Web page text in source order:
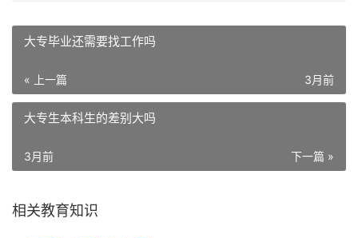
大专毕业还需要找工作吗
« 上一篇 3月前
大专生本科生的差别大吗
下一篇 »
3月前
相关教育知识